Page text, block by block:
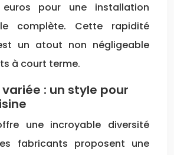
euros pour une installation
complète. Cette rapidité
un atout non négligeable
à court terme.
: un style pour
une incroyable diversité
fabricants proposent une